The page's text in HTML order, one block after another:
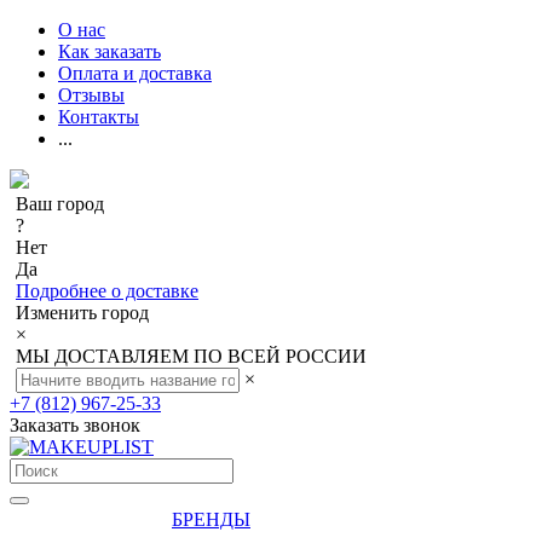
О нас
Как заказать
Оплата и доставка
Отзывы
Контакты
...
Ваш город
?
Нет
Да
Подробнее о доставке
Изменить город
×
МЫ ДОСТАВЛЯЕМ ПО ВСЕЙ РОССИИ
×
+7 (812) 967-25-33
Заказать звонок
БРЕНДЫ